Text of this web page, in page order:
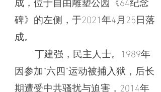
碑》的左侧，于2021年4月25日落
成。
丁建强，民主人士。1989年
因参加“六四”运动被捕入狱，后长
期遭受中共骚扰与迫害，2014年